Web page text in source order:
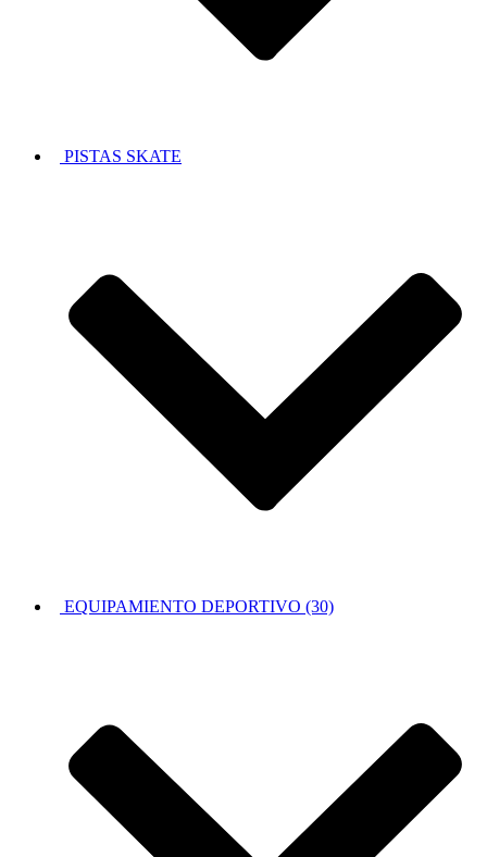
PISTAS SKATE
EQUIPAMIENTO DEPORTIVO (30)